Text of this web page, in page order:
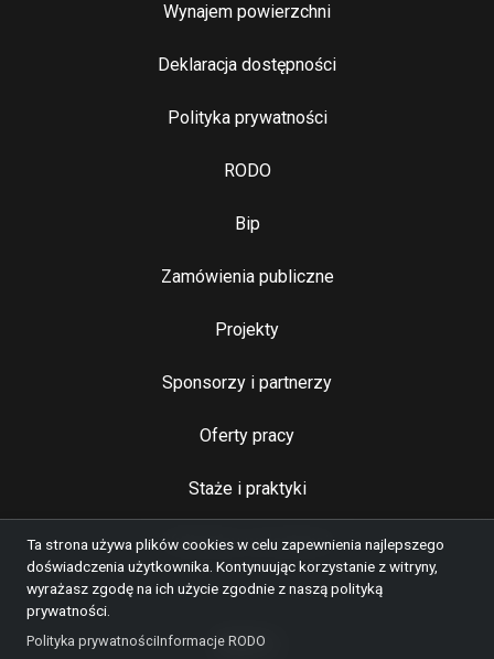
Wynajem powierzchni
Stopka 2
Deklaracja dostępności
Polityka prywatności
RODO
Bip
Zamówienia publiczne
Najważniejsze linki
Projekty
Sponsorzy i partnerzy
Oferty pracy
Staże i praktyki
Kulturalny wolontariat
Ta strona używa plików cookies w celu zapewnienia najlepszego
doświadczenia użytkownika. Kontynuując korzystanie z witryny,
wyrażasz zgodę na ich użycie zgodnie z naszą polityką
prywatności.
Polityka prywatnościInformacje RODO